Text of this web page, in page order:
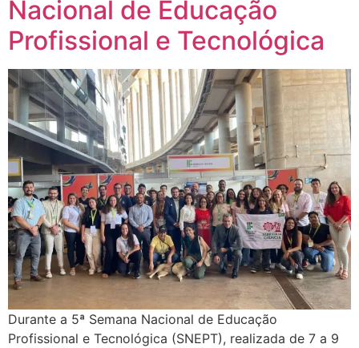
Nacional de Educação
Profissional e Tecnológica
Durante a 5ª Semana Nacional de Educação
Profissional e Tecnológica (SNEPT), realizada de 7 a 9